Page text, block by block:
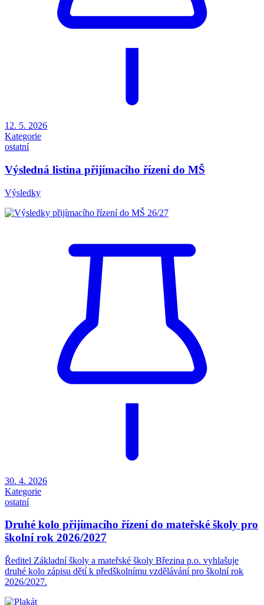
12. 5. 2026
Kategorie
ostatní
Výsledná listina přijímacího řízení do MŠ
Výsledky
30. 4. 2026
Kategorie
ostatní
Druhé kolo přijímacího řízení do mateřské školy pro
školní rok 2026/2027
Ředitel Základní školy a mateřské školy Březina p.o. vyhlašuje
druhé kolo zápisu dětí k předškolnímu vzdělávání pro školní rok
2026/2027.